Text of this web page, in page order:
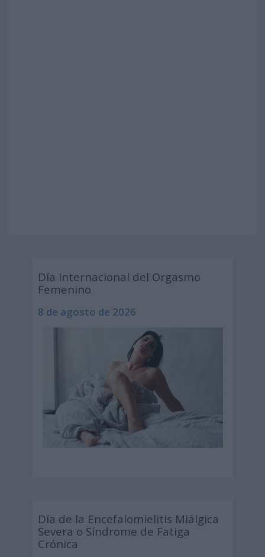
Día Internacional del Orgasmo
Femenino
8 de agosto de 2026
Día de la Encefalomielitis Miálgica
Severa o Síndrome de Fatiga
Crónica